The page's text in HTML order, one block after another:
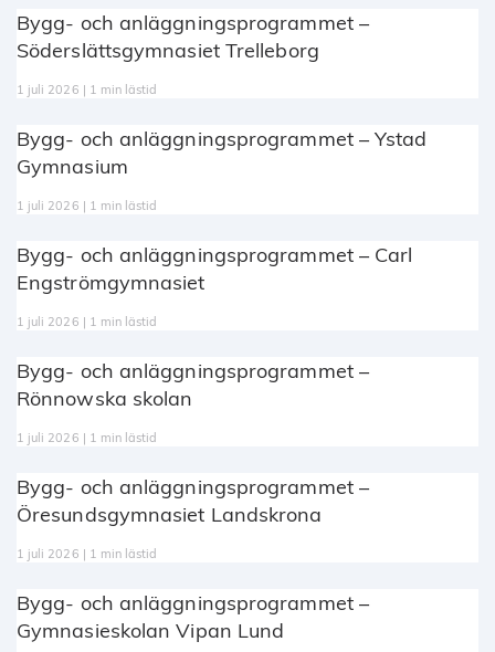
Bygg- och anläggningsprogrammet –
Söderslättsgymnasiet Trelleborg
1 juli 2026 | 1 min lästid
Bygg- och anläggningsprogrammet – Ystad
Gymnasium
1 juli 2026 | 1 min lästid
Bygg- och anläggningsprogrammet – Carl
Engströmgymnasiet
1 juli 2026 | 1 min lästid
Bygg- och anläggningsprogrammet –
Rönnowska skolan
1 juli 2026 | 1 min lästid
Bygg- och anläggningsprogrammet –
Öresundsgymnasiet Landskrona
1 juli 2026 | 1 min lästid
Bygg- och anläggningsprogrammet –
Gymnasieskolan Vipan Lund